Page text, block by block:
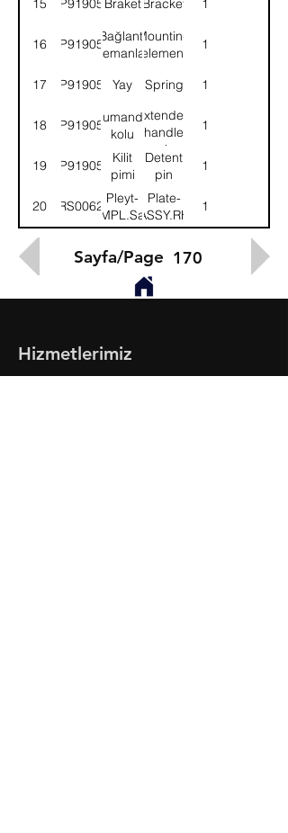
15 9P919052BraketBracket 1
16 9P919053
Bağlantı
elemanları
Mounting
element
1
17 9P919054 Yay Spring 1
18 9P919055
Kumanda
kolu
Extended
handle
grip
1
19 9P919056
Kilit
pimi
Detent
pin
1
2052RS006208
Pleyt-
KMPL.Sağ
Plate-
ASSY.RH
1
Sayfa/Page 170
Hizmetlerimiz